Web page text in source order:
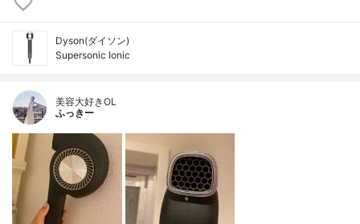
Dyson(ダイソン)
Supersonic Ionic
美容大好きOL
ふっきー